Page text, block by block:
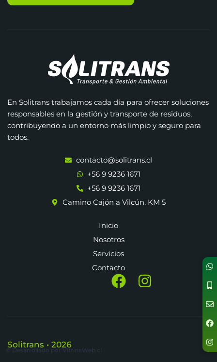
En Solitrans trabajamos cada día para ofrecer soluciones
responsables en la gestión y transporte de residuos,
contribuyendo a un entorno más limpio y seguro para
todos.
contacto@solitrans.cl
+56 9 9236 1671
+56 9 9236 1671
Camino Cajón a Vilcún, KM 5
Inicio
Nosotros
Servicios
Contacto
Solitrans • 2026
© Desarrollado por VitrinaWeb.cl